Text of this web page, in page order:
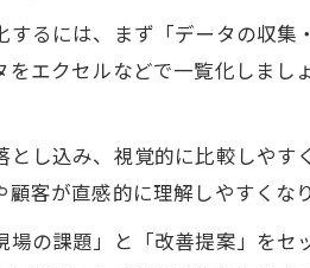
るには、まず「データの収
をエクセルなどで一覧化しま
し込み、視覚的に比較しや
客が直感的に理解しやすくなり
の課題」と「改善提案」を